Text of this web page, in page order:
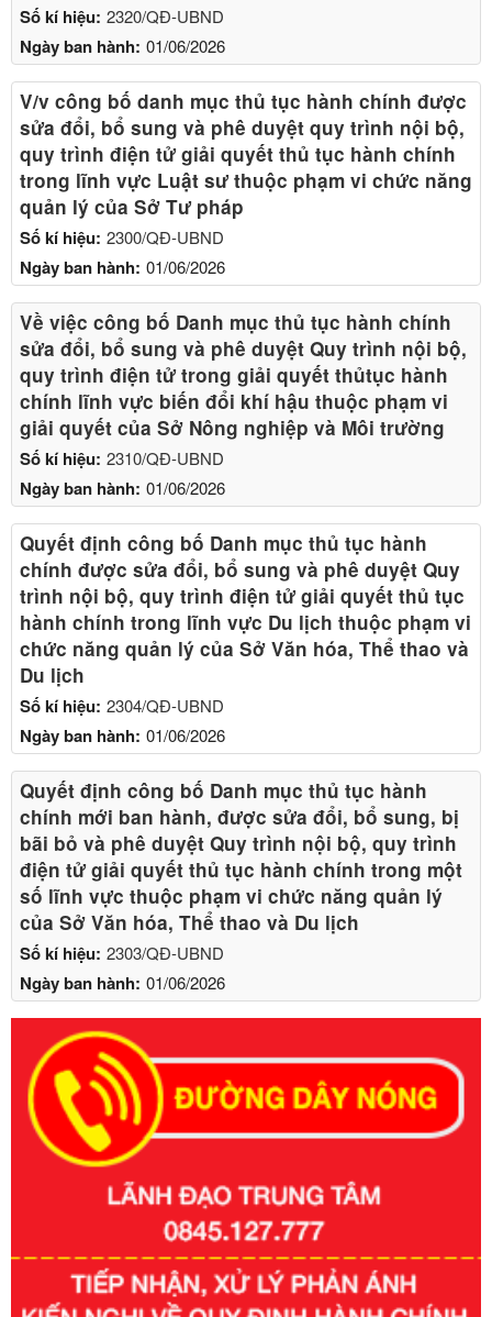
Số kí hiệu: 2320/QĐ-UBND
Ngày ban hành: 01/06/2026
Số kí hiệu: 2300/QĐ-UBND
Ngày ban hành: 01/06/2026
V/v công bố danh mục thủ tục hành chính được
sửa đổi, bổ sung và phê duyệt quy trình nội bộ,
quy trình điện tử giải quyết thủ tục hành chính
trong lĩnh vực Luật sư thuộc phạm vi chức năng
quản lý của Sở Tư pháp
Số kí hiệu: 2310/QĐ-UBND
Ngày ban hành: 01/06/2026
Về việc công bố Danh mục thủ tục hành chính
sửa đổi, bổ sung và phê duyệt Quy trình nội bộ,
quy trình điện tử trong giải quyết thủtục hành
chính lĩnh vực biến đổi khí hậu thuộc phạm vi
giải quyết của Sở Nông nghiệp và Môi trường
Số kí hiệu: 2304/QĐ-UBND
Ngày ban hành: 01/06/2026
Quyết định công bố Danh mục thủ tục hành
chính được sửa đổi, bổ sung và phê duyệt Quy
trình nội bộ, quy trình điện tử giải quyết thủ tục
hành chính trong lĩnh vực Du lịch thuộc phạm vi
chức năng quản lý của Sở Văn hóa, Thể thao và
Du lịch
Số kí hiệu: 2303/QĐ-UBND
Ngày ban hành: 01/06/2026
Quyết định công bố Danh mục thủ tục hành
chính mới ban hành, được sửa đổi, bổ sung, bị
bãi bỏ và phê duyệt Quy trình nội bộ, quy trình
điện tử giải quyết thủ tục hành chính trong một
số lĩnh vực thuộc phạm vi chức năng quản lý
của Sở Văn hóa, Thể thao và Du lịch